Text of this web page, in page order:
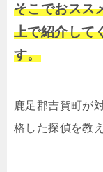
そこでおスス
上で紹介して
す。
鹿足郡吉賀町が
格した探偵を教